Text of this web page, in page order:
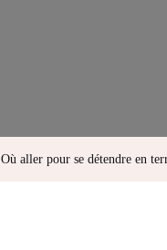
Où aller pour se détendre en